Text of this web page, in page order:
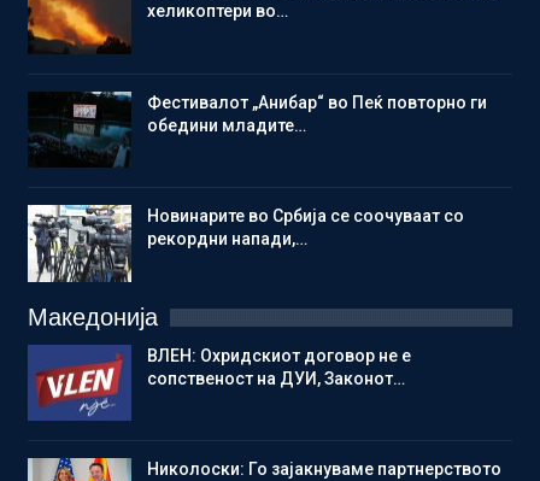
хеликоптери во…
Фестивалот „Анибар“ во Пеќ повторно ги
обедини младите…
Новинарите во Србија се соочуваат со
рекордни напади,…
Македонија
ВЛЕН: Охридскиот договор не е
сопственост на ДУИ, Законот…
Николоски: Го зајакнуваме партнерството